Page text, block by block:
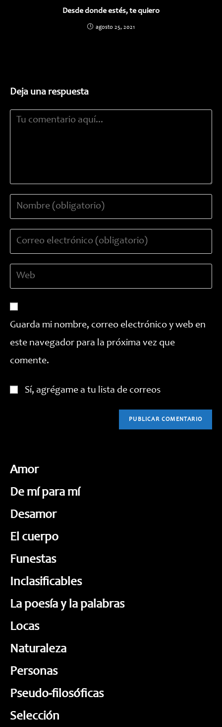
Desde donde estés, te quiero
agosto 25, 2021
Deja una respuesta
Comentario
usuario
para
de
para
comentar
(opcional)
Guarda mi nombre, correo electrónico y web en
este navegador para la próxima vez que
comente.
Sí, agrégame a tu lista de correos
Amor
De mí para mí
Desamor
El cuerpo
Funestas
Inclasificables
La poesía y la palabras
Locas
Naturaleza
Personas
Pseudo-filosóficas
Selección